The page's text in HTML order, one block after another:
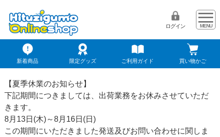
ログイン
新着商品 限定グッズ ご利用ガイド 買い物かご
【夏季休業のお知らせ】
下記期間につきましては、出荷業務をお休みさせていただ
きます。
8月13日(木)～8月16日(日)
この期間にいただきました発送及びお問い合わせに関しま